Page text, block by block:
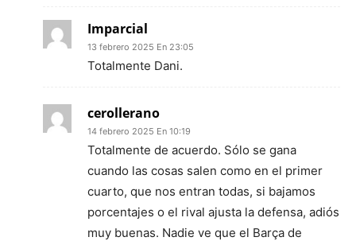
Imparcial
13 febrero 2025 En 23:05
Totalmente Dani.
cerollerano
14 febrero 2025 En 10:19
Totalmente de acuerdo. Sólo se gana
cuando las cosas salen como en el primer
cuarto, que nos entran todas, si bajamos
porcentajes o el rival ajusta la defensa, adiós
muy buenas. Nadie ve que el Barça de